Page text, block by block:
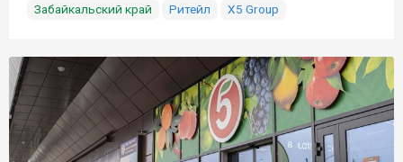
Забайкальский край
Ритейл X5 Group